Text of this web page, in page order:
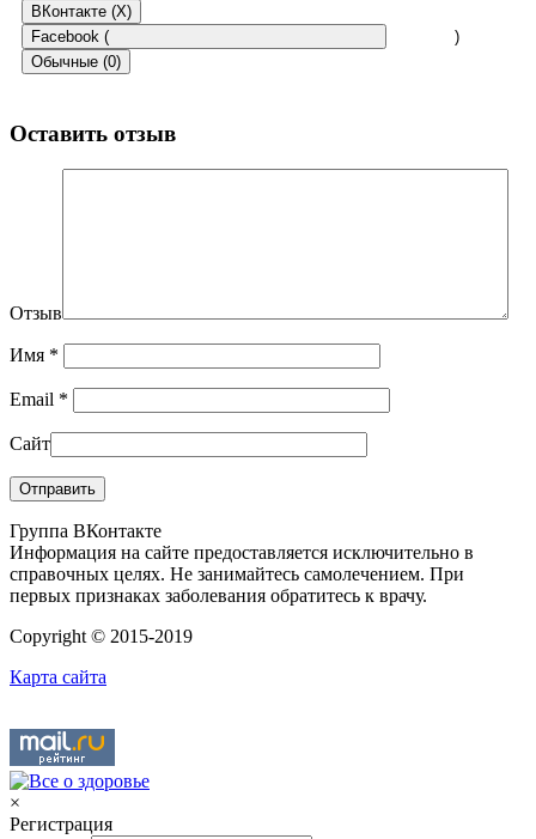
ВКонтакте (X)
Facebook (
)
Обычные (0)
Оставить отзыв
Отзыв
Имя *
Email *
Сайт
Группа ВКонтакте
Информация на сайте предоставляется исключительно в
справочных целях. Не занимайтесь самолечением. При
первых признаках заболевания обратитесь к врачу.
Copyright © 2015-2019
Карта сайта
×
Регистрация